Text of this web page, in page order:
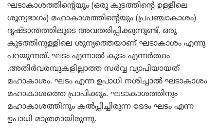
ഘടാകാശത്തിന്റെയും (ഒരു കുടത്തിന്റെ ഉള്ളിലെ
ശൂന്യഭാഗം) മഹാകാശത്തിന്റെയും (പ്രപഞ്ചാകാശം)
ദൃഷ്ടാന്തത്തിലൂടെ അവതരിപ്പിക്കുന്നുണ്ട്. ഒരു
കുടത്തിനുള്ളിലെ ശൂന്യത്തെയാണ് ഘടാകാശം എന്നു
പറയുന്നത്. ഘടം എന്നാല്‍ കുടം എന്നര്‍ത്ഥം
.അതിര്‍വരമ്പുകളില്ലാത്ത സര്‍വ്വ വ്യാപിയായത്
മഹാകാശം. ഘടം എന്ന ഉപാധി നശിച്ചാല്‍ ഘടാകാശം
മഹാകാശത്തെ പ്രാപിക്കും. ഘടാകാശത്തിനും
മഹാകാശത്തിനും കല്‍പ്പിച്ചിരുന്ന ഭേദം ഘടം എന്ന
ഉപാധി മാത്രമായിരുന്നു.